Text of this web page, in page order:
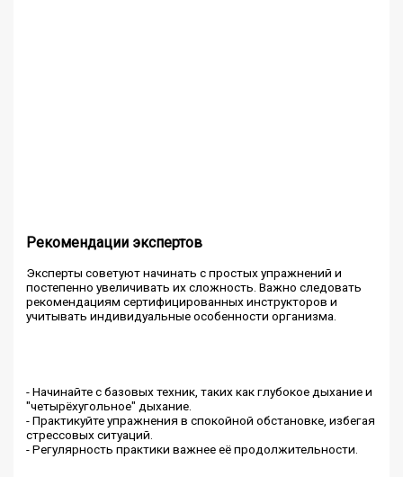
Рекомендации экспертов
Эксперты советуют начинать с простых упражнений и
постепенно увеличивать их сложность. Важно следовать
рекомендациям сертифицированных инструкторов и
учитывать индивидуальные особенности организма.
- Начинайте с базовых техник, таких как глубокое дыхание и
"четырёхугольное" дыхание.
- Практикуйте упражнения в спокойной обстановке, избегая
стрессовых ситуаций.
- Регулярность практики важнее её продолжительности.